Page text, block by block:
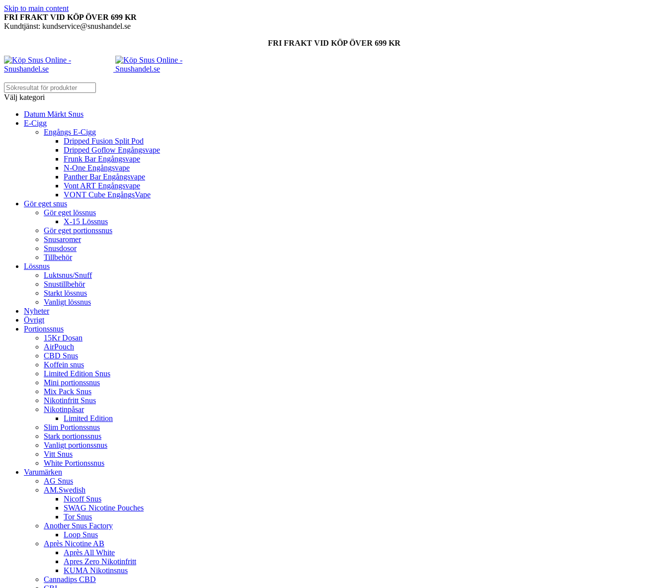
Skip to main content
FRI FRAKT VID KÖP ÖVER 699 KR
Kundtjänst: kundservice@snushandel.se
FRI FRAKT VID KÖP ÖVER 699 KR
Välj kategori
Datum Märkt Snus
E-Cigg
Engångs E-Cigg
Dripped Fusion Split Pod
Dripped Goflow Engångsvape
Frunk Bar Engångsvape
N-One Engångsvape
Panther Bar Engångsvape
Vont ART Engångsvape
VONT Cube EngångsVape
Gör eget snus
Gör eget lössnus
X-15 Lössnus
Gör eget portionssnus
Snusaromer
Snusdosor
Tillbehör
Lössnus
Luktsnus/Snuff
Snustillbehör
Starkt lössnus
Vanligt lössnus
Nyheter
Övrigt
Portionssnus
15Kr Dosan
AirPouch
CBD Snus
Koffein snus
Limited Edition Snus
Mini portionssnus
Mix Pack Snus
Nikotinfritt Snus
Nikotinpåsar
Limited Edition
Slim Portionssnus
Stark portionssnus
Vanligt portionssnus
Vitt Snus
White Portionssnus
Varumärken
AG Snus
AM.Swedish
Nicoff Snus
SWAG Nicotine Pouches
Tor Snus
Another Snus Factory
Loop Snus
Après Nicotine AB
Après All White
Apres Zero Nikotinfritt
KUMA Nikotinsnus
Cannadips CBD